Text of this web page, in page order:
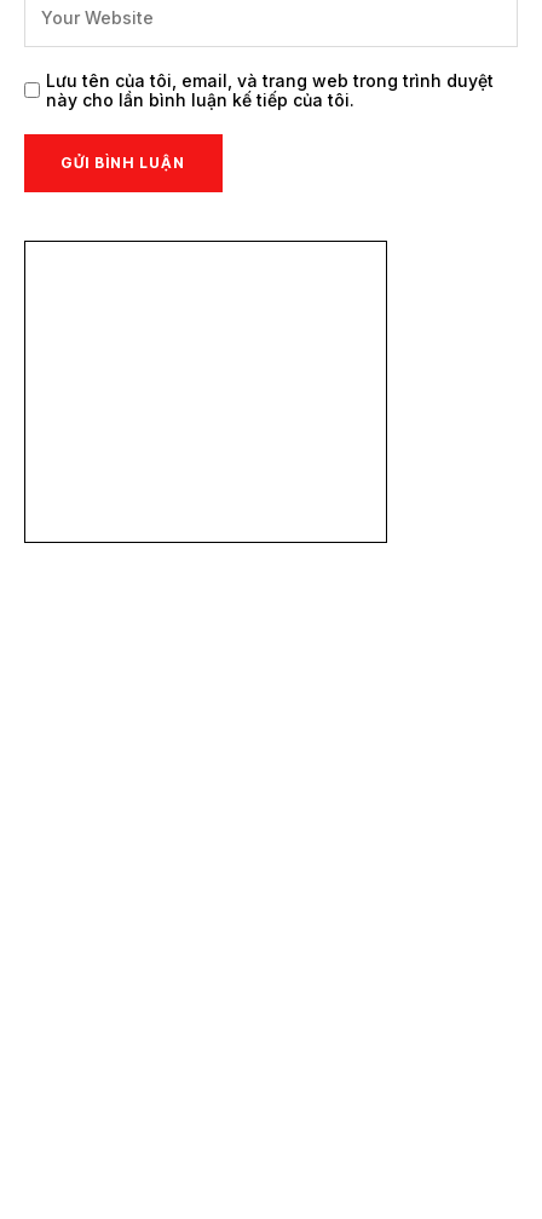
Lưu tên của tôi, email, và trang web trong trình duyệt
này cho lần bình luận kế tiếp của tôi.